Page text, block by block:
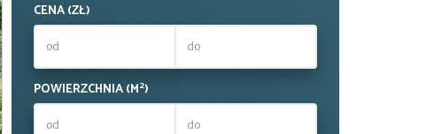
CENA (ZŁ)
POWIERZCHNIA (M2)